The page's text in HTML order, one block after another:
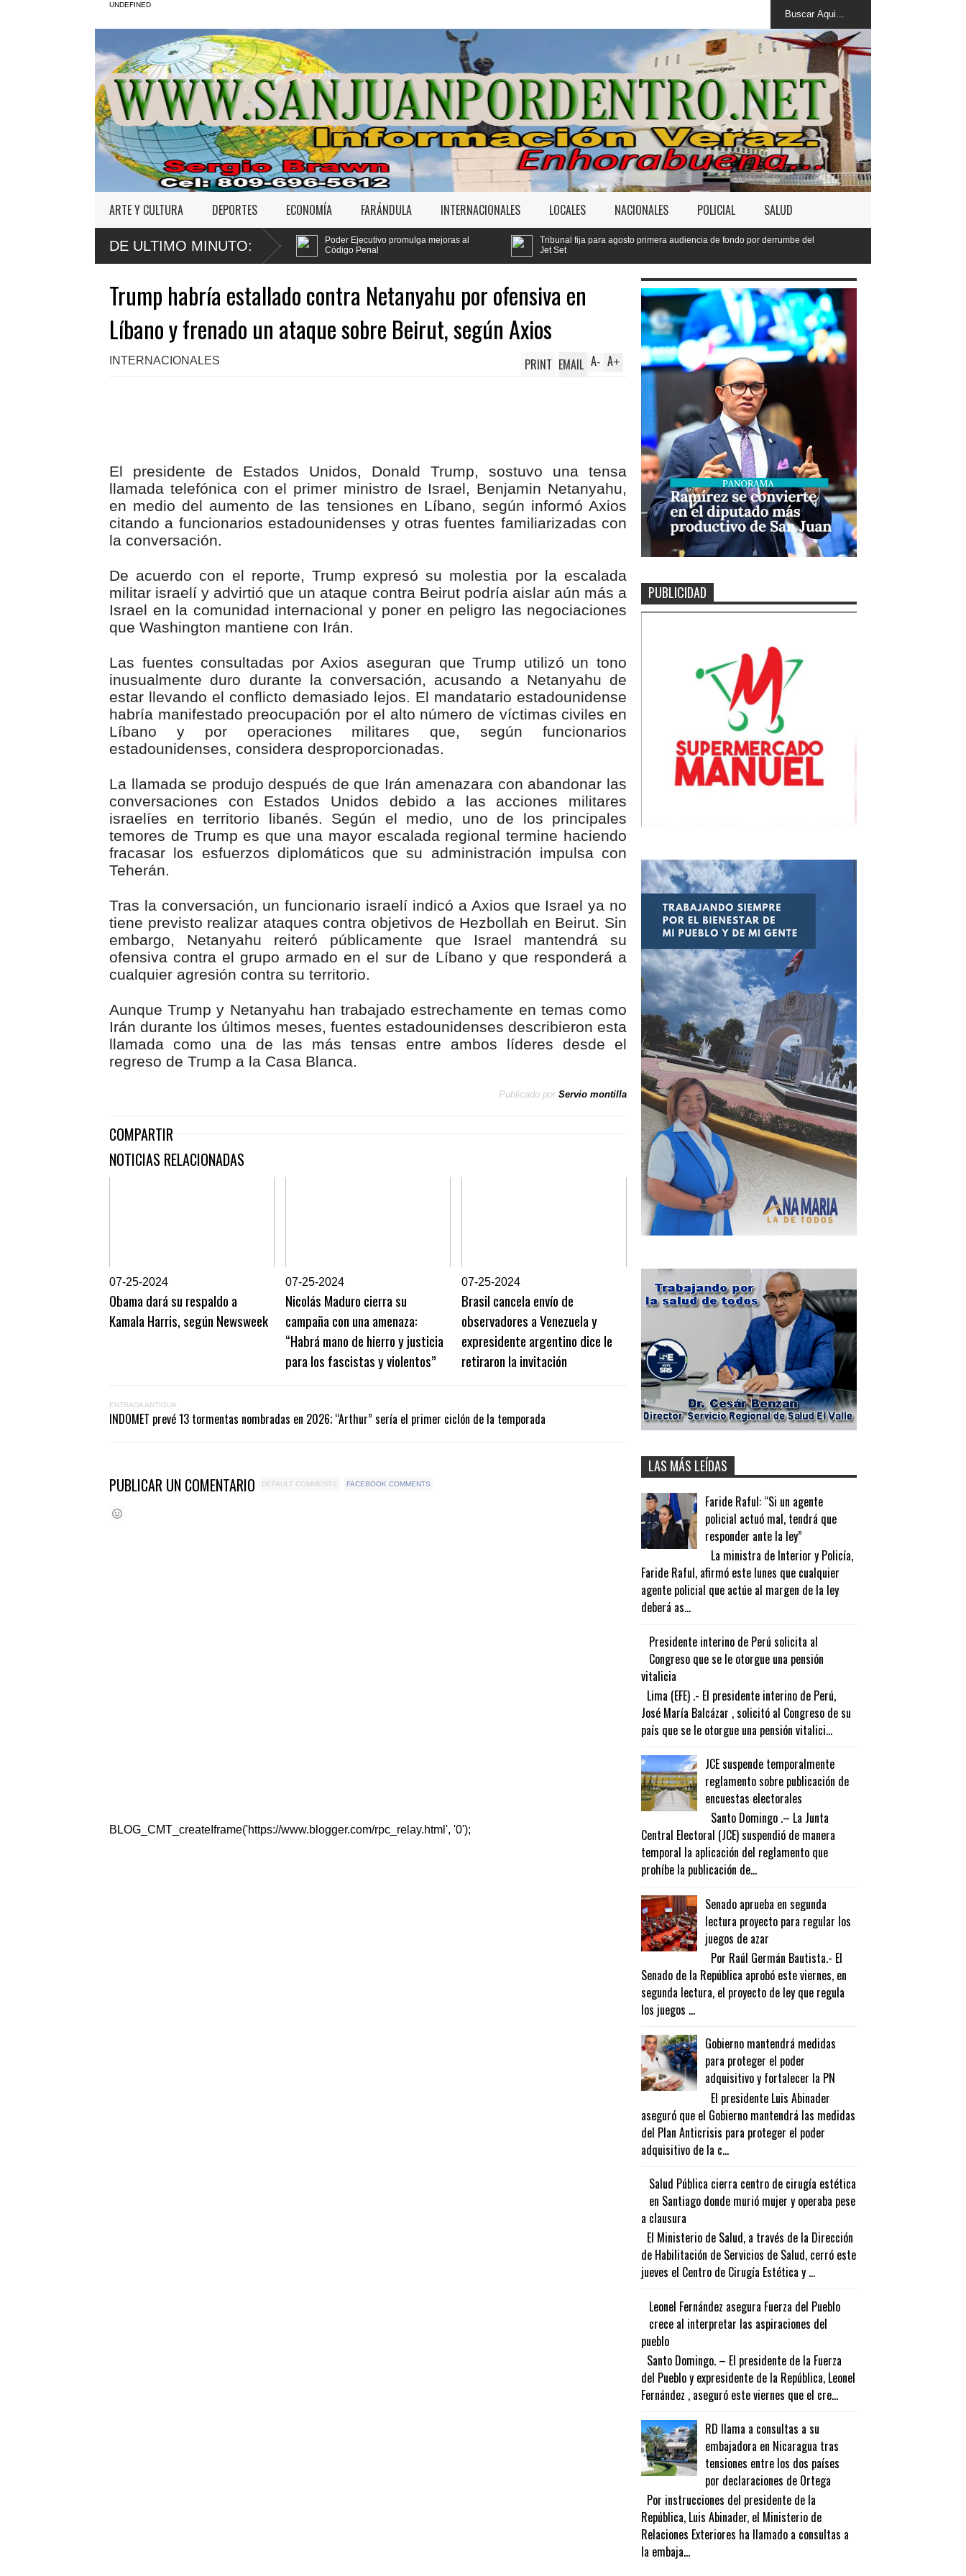
UNDEFINED
ARTE Y CULTURA DEPORTES ECONOMÍA FARÁNDULA INTERNACIONALES LOCALES NACIONALES POLICIAL SALUD
DE ULTIMO MINUTO:
Franco apela sentencia por abuso sexual
Poder Ejecutivo promulga mejoras al
Código Penal
Tribunal fija para agosto primera audiencia de fondo por derrumbe del
Trump habría estallado contra Netanyahu por ofensiva en
Líbano y frenado un ataque sobre Beirut, según Axios
INTERNACIONALES A+
A-
PRINT EMAIL
El presidente de Estados Unidos, Donald Trump, sostuvo una tensa
llamada telefónica con el primer ministro de Israel, Benjamin Netanyahu,
en medio del aumento de las tensiones en Líbano, según informó Axios
citando a funcionarios estadounidenses y otras fuentes familiarizadas con
la conversación.
De acuerdo con el reporte, Trump expresó su molestia por la escalada
militar israelí y advirtió que un ataque contra Beirut podría aislar aún más a
Israel en la comunidad internacional y poner en peligro las negociaciones
que Washington mantiene con Irán.
Las fuentes consultadas por Axios aseguran que Trump utilizó un tono
inusualmente duro durante la conversación, acusando a Netanyahu de
estar llevando el conflicto demasiado lejos. El mandatario estadounidense
habría manifestado preocupación por el alto número de víctimas civiles en
Líbano y por operaciones militares que, según funcionarios
estadounidenses, considera desproporcionadas.
La llamada se produjo después de que Irán amenazara con abandonar las
conversaciones con Estados Unidos debido a las acciones militares
israelíes en territorio libanés. Según el medio, uno de los principales
temores de Trump es que una mayor escalada regional termine haciendo
fracasar los esfuerzos diplomáticos que su administración impulsa con
Teherán.
Tras la conversación, un funcionario israelí indicó a Axios que Israel ya no
tiene previsto realizar ataques contra objetivos de Hezbollah en Beirut. Sin
embargo, Netanyahu reiteró públicamente que Israel mantendrá su
ofensiva contra el grupo armado en el sur de Líbano y que responderá a
cualquier agresión contra su territorio.
Aunque Trump y Netanyahu han trabajado estrechamente en temas como
Irán durante los últimos meses, fuentes estadounidenses describieron esta
llamada como una de las más tensas entre ambos líderes desde el
regreso de Trump a la Casa Blanca.
Publicado por Servio montilla
COMPARTIR
NOTICIAS RELACIONADAS
07-25-2024
Obama dará su respaldo a
Kamala Harris, según Newsweek
07-25-2024
Nicolás Maduro cierra su
campaña con una amenaza:
“Habrá mano de hierro y justicia
para los fascistas y violentos”
07-25-2024
Brasil cancela envío de
observadores a Venezuela y
expresidente argentino dice le
retiraron la invitación
ENTRADA ANTIGUA
INDOMET prevé 13 tormentas nombradas en 2026; “Arthur” sería el primer ciclón de la temporada
PUBLICAR UN COMENTARIO DEFAULT COMMENTS FACEBOOK COMMENTS
BLOG_CMT_createIframe('https://www.blogger.com/rpc_relay.html', '0');
PUBLICIDAD
LAS MÁS LEÍDAS
Faride Raful: “Si un agente
policial actuó mal, tendrá que
responder ante la ley”
La ministra de Interior y Policía,
Faride Raful, afirmó este lunes que cualquier
agente policial que actúe al margen de la ley
deberá as...
Presidente interino de Perú solicita al
Congreso que se le otorgue una pensión
vitalicia
Lima (EFE) .- El presidente interino de Perú,
José María Balcázar , solicitó al Congreso de su
país que se le otorgue una pensión vitalici...
JCE suspende temporalmente
reglamento sobre publicación de
encuestas electorales
Santo Domingo .– La Junta
Central Electoral (JCE) suspendió de manera
temporal la aplicación del reglamento que
prohíbe la publicación de...
Senado aprueba en segunda
lectura proyecto para regular los
juegos de azar
Por Raúl Germán Bautista.- El
Senado de la República aprobó este viernes, en
segunda lectura, el proyecto de ley que regula
los juegos ...
Gobierno mantendrá medidas
para proteger el poder
adquisitivo y fortalecer la PN
El presidente Luis Abinader
aseguró que el Gobierno mantendrá las medidas
del Plan Anticrisis para proteger el poder
adquisitivo de la c...
Salud Pública cierra centro de cirugía estética
en Santiago donde murió mujer y operaba pese
a clausura
El Ministerio de Salud, a través de la Dirección
de Habilitación de Servicios de Salud, cerró este
jueves el Centro de Cirugía Estética y ...
Leonel Fernández asegura Fuerza del Pueblo
crece al interpretar las aspiraciones del
pueblo
Santo Domingo. – El presidente de la Fuerza
del Pueblo y expresidente de la República, Leonel
Fernández , aseguró este viernes que el cre...
RD llama a consultas a su
embajadora en Nicaragua tras
tensiones entre los dos países
por declaraciones de Ortega
Por instrucciones del presidente de la
República, Luis Abinader, el Ministerio de
Relaciones Exteriores ha llamado a consultas a
la embaja...